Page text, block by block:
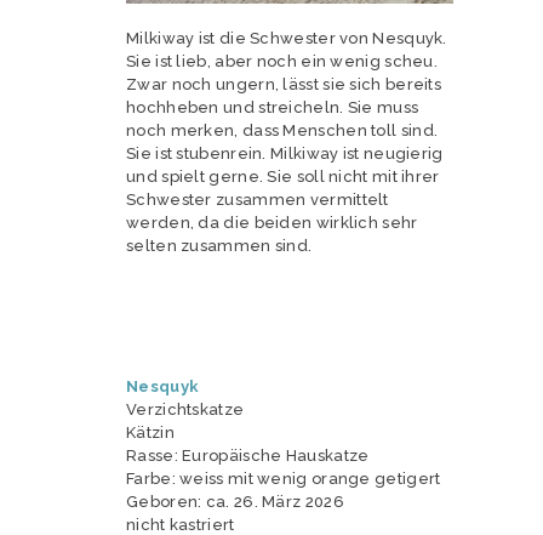
Milkiway ist die Schwester von Nesquyk.
Sie ist lieb, aber noch ein wenig scheu.
Zwar noch ungern, lässt sie sich bereits
hochheben und streicheln. Sie muss
noch merken, dass Menschen toll sind.
Sie ist stubenrein. Milkiway ist neugierig
und spielt gerne. Sie soll nicht mit ihrer
Schwester zusammen vermittelt
werden, da die beiden wirklich sehr
selten zusammen sind.
Nesquyk
Verzichtskatze
Kätzin
Rasse: Europäische Hauskatze
Farbe: weiss mit wenig orange getigert
Geboren: ca. 26. März 2026
nicht kastriert